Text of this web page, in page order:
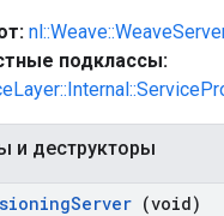
подклассы:
и деструкторы
Server (void)